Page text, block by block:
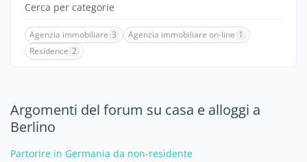
Cerca per categorie
Agenzia immobiliare 3 Agenzia immobiliare on-line 1
Residence 2
Argomenti del forum su casa e alloggi a
Berlino
Partorire in Germania da non-residente